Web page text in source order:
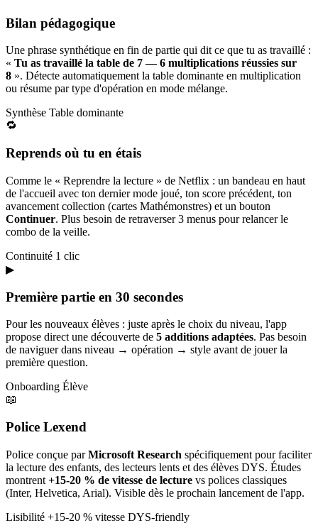
Bilan pédagogique
Une phrase synthétique en fin de partie qui dit ce que tu as travaillé :
« Tu as travaillé la table de 7 — 6 multiplications réussies sur
8 ». Détecte automatiquement la table dominante en multiplication
ou résume par type d'opération en mode mélange.
Synthèse Table dominante
🔁
Reprends où tu en étais
Comme le « Reprendre la lecture » de Netflix : un bandeau en haut
de l'accueil avec ton dernier mode joué, ton score précédent, ton
avancement collection (cartes Mathémonstres) et un bouton
Continuer. Plus besoin de retraverser 3 menus pour relancer le
combo de la veille.
Continuité 1 clic
▶
Première partie en 30 secondes
Pour les nouveaux élèves : juste après le choix du niveau, l'app
propose direct une découverte de 5 additions adaptées. Pas besoin
de naviguer dans niveau → opération → style avant de jouer la
première question.
Onboarding Élève
📖
Police Lexend
Police conçue parMicrosoft Research spécifiquement pour faciliter
la lecture des enfants, des lecteurs lents et des élèves DYS. Études
montrent +15-20 % de vitesse de lecture vs polices classiques
(Inter, Helvetica, Arial). Visible dès le prochain lancement de l'app.
Lisibilité +15-20 % vitesse DYS-friendly